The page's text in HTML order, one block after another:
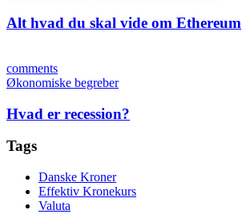
Alt hvad du skal vide om Ethereum
comments
Økonomiske begreber
Hvad er recession?
Tags
Danske Kroner
Effektiv Kronekurs
Valuta